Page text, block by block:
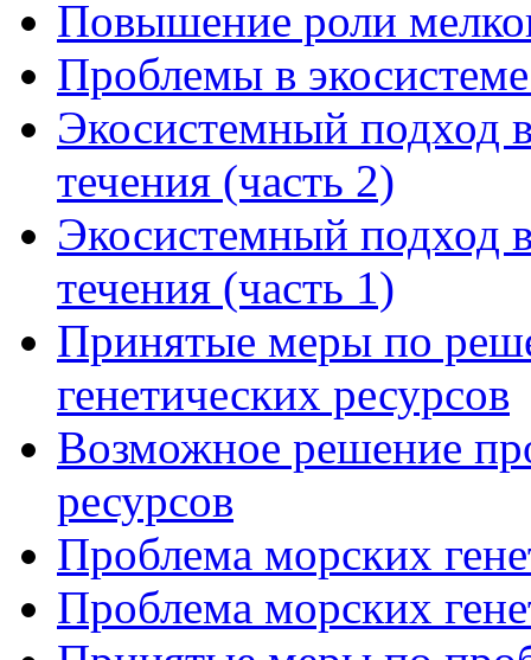
Повышение роли
Проблемы в
Экосистемный подход
течения (часть 2)
Экосистемный подход
течения (часть 1)
Принятые меры по
генетических ресурсов
Возможное решение
ресурсов
Проблема морских
Проблема морских